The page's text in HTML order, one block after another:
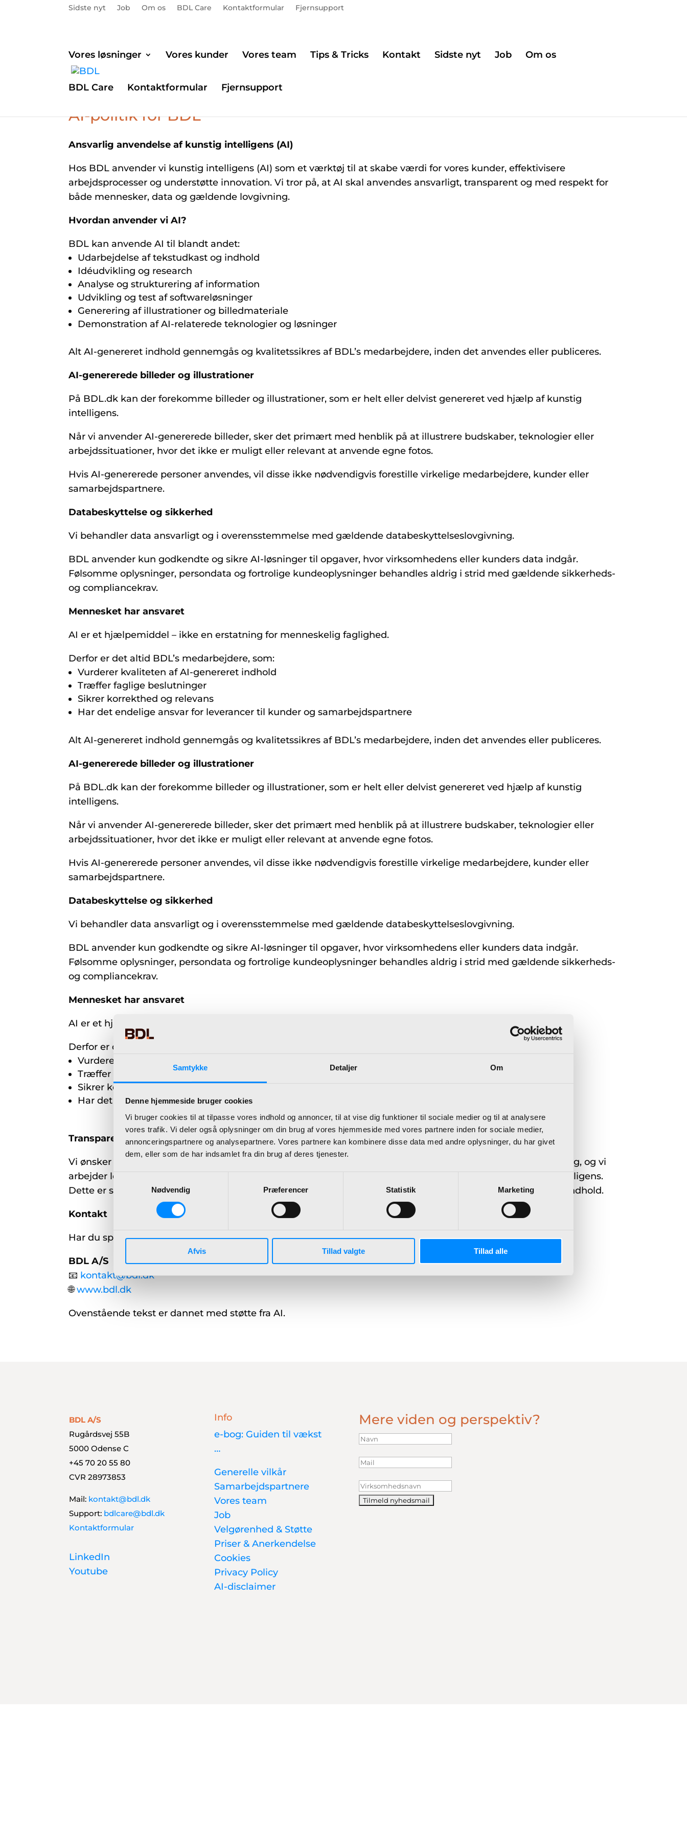
Samtykke Detaljer Om
Denne hjemmeside bruger cookies
Vi bruger cookies til at tilpasse vores indhold og annoncer, til at vise dig funktioner til sociale medier og til at analysere
vores trafik. Vi deler også oplysninger om din brug af vores hjemmeside med vores partnere inden for sociale medier,
annonceringspartnere og analysepartnere. Vores partnere kan kombinere disse data med andre oplysninger, du har givet
dem, eller som de har indsamlet fra din brug af deres tjenester.
Samtykkevalg
Nødvendig
Præferencer Statistik Marketing
Afvis Tillad valgte Tillad alle
Sidste nyt Job Om os BDL Care Kontaktformular Fjernsupport
Vores løsninger Vores kunder Vores team Tips & Tricks Kontakt Sidste nyt Job Om os
BDL Care Kontaktformular Fjernsupport
AI-politik for BDL
Ansvarlig anvendelse af kunstig intelligens (AI)
Hos BDL anvender vi kunstig intelligens (AI) som et værktøj til at skabe værdi for vores kunder, effektivisere
arbejdsprocesser og understøtte innovation. Vi tror på, at AI skal anvendes ansvarligt, transparent og med respekt for
både mennesker, data og gældende lovgivning.
Hvordan anvender vi AI?
BDL kan anvende AI til blandt andet:
Udarbejdelse af tekstudkast og indhold
Idéudvikling og research
Analyse og strukturering af information
Udvikling og test af softwareløsninger
Generering af illustrationer og billedmateriale
Demonstration af AI-relaterede teknologier og løsninger
Alt AI-genereret indhold gennemgås og kvalitetssikres af BDL’s medarbejdere, inden det anvendes eller publiceres.
AI-genererede billeder og illustrationer
På BDL.dk kan der forekomme billeder og illustrationer, som er helt eller delvist genereret ved hjælp af kunstig
intelligens.
Når vi anvender AI-genererede billeder, sker det primært med henblik på at illustrere budskaber, teknologier eller
arbejdssituationer, hvor det ikke er muligt eller relevant at anvende egne fotos.
Hvis AI-genererede personer anvendes, vil disse ikke nødvendigvis forestille virkelige medarbejdere, kunder eller
samarbejdspartnere.
Databeskyttelse og sikkerhed
Vi behandler data ansvarligt og i overensstemmelse med gældende databeskyttelseslovgivning.
BDL anvender kun godkendte og sikre AI-løsninger til opgaver, hvor virksomhedens eller kunders data indgår.
Følsomme oplysninger, persondata og fortrolige kundeoplysninger behandles aldrig i strid med gældende sikkerheds-
og compliancekrav.
Mennesket har ansvaret
AI er et hjælpemiddel – ikke en erstatning for menneskelig faglighed.
Derfor er det altid BDL’s medarbejdere, som:
Vurderer kvaliteten af AI-genereret indhold
Træffer faglige beslutninger
Sikrer korrekthed og relevans
Har det endelige ansvar for leverancer til kunder og samarbejdspartnere
Alt AI-genereret indhold gennemgås og kvalitetssikres af BDL’s medarbejdere, inden det anvendes eller publiceres.
AI-genererede billeder og illustrationer
På BDL.dk kan der forekomme billeder og illustrationer, som er helt eller delvist genereret ved hjælp af kunstig
intelligens.
Når vi anvender AI-genererede billeder, sker det primært med henblik på at illustrere budskaber, teknologier eller
arbejdssituationer, hvor det ikke er muligt eller relevant at anvende egne fotos.
Hvis AI-genererede personer anvendes, vil disse ikke nødvendigvis forestille virkelige medarbejdere, kunder eller
samarbejdspartnere.
Databeskyttelse og sikkerhed
Vi behandler data ansvarligt og i overensstemmelse med gældende databeskyttelseslovgivning.
BDL anvender kun godkendte og sikre AI-løsninger til opgaver, hvor virksomhedens eller kunders data indgår.
Følsomme oplysninger, persondata og fortrolige kundeoplysninger behandles aldrig i strid med gældende sikkerheds-
og compliancekrav.
Mennesket har ansvaret
AI er et hjælpemiddel – ikke en erstatning for menneskelig faglighed.
Derfor er det altid BDL’s medarbejdere, som:
Vurderer kvaliteten af AI-genereret indhold
Træffer faglige beslutninger
Sikrer korrekthed og relevans
Har det endelige ansvar for leverancer til kunder og samarbejdspartnere
Transparens og tillid
Vi ønsker at være åbne om vores anvendelse af AI. Transparens er en vigtig del af en ansvarlig digital udvikling, og vi
arbejder løbende på at følge gældende lovgivning, branchestandarder og best practice inden for kunstig intelligens.
Dette er særligt relevant i lyset af EU’s AI Act og de kommende transparenskrav for visse typer AI-genereret indhold.
Kontakt
Har du spørgsmål til BDL’s anvendelse af kunstig intelligens, er du altid velkommen til at kontakte os.
BDL A/S
📧 kontakt@bdl.dk
🌐 www.bdl.dk
Ovenstående tekst er dannet med støtte fra AI.
BDL A/S
Rugårdsvej 55B
5000 Odense C
+45 70 20 55 80
CVR 28973853
Mail: kontakt@bdl.dk
Support: bdlcare@bdl.dk
Kontaktformular
LinkedIn
Youtube
Info
e-bog: Guiden til vækst
…
Generelle vilkår
Samarbejdspartnere
Vores team
Job
Velgørenhed & Støtte
Priser & Anerkendelse
Cookies
Privacy Policy
AI-disclaimer
Mere viden og perspektiv?